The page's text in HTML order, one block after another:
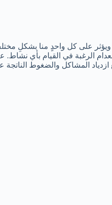
على كل واحدٍ منا بشكلِ
الرغبة في القيام بأي نشاط.
ازدياد المشاكل والضغوط